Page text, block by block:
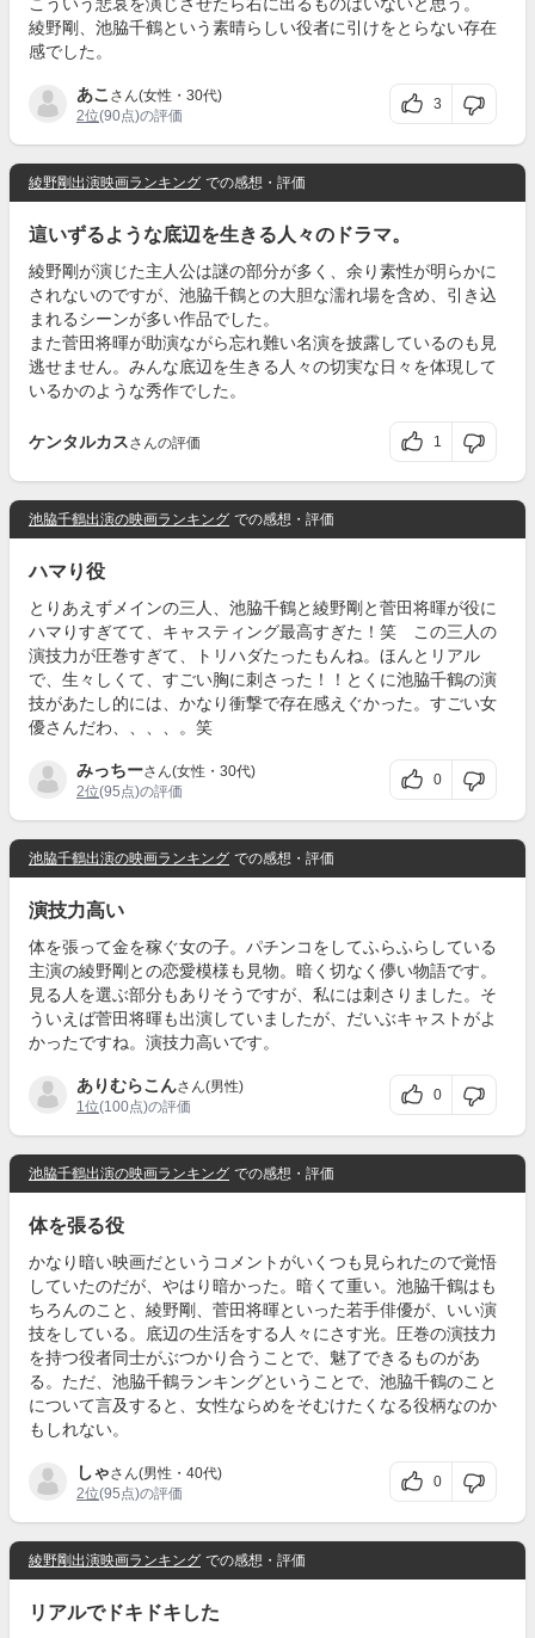
綾野剛、池脇千鶴という素晴らしい役者に引けをとらない存在
感でした。
あこ さん(女性・30代)
2位(90点)の評価
3
綾野剛出演映画ランキング での感想・評価
這いずるような底辺を生きる人々のドラマ。
綾野剛が演じた主人公は謎の部分が多く、余り素性が明らかに
されないのですが、池脇千鶴との大胆な濡れ場を含め、引き込
まれるシーンが多い作品でした。
また菅田将暉が助演ながら忘れ難い名演を披露しているのも見
逃せません。みんな底辺を生きる人々の切実な日々を体現して
いるかのような秀作でした。
ケンタルカスさんの評価 1
池脇千鶴出演の映画ランキング での感想・評価
ハマり役
とりあえずメインの三人、池脇千鶴と綾野剛と菅田将暉が役に
ハマりすぎてて、キャスティング最高すぎた！笑 この三人の
演技力が圧巻すぎて、トリハダたったもんね。ほんとリアル
で、生々しくて、すごい胸に刺さった！！とくに池脇千鶴の演
技があたし的には、かなり衝撃で存在感えぐかった。すごい女
優さんだわ、、、、。笑
みっちーさん(女性・30代)
2位(95点)の評価
0
池脇千鶴出演の映画ランキング での感想・評価
演技力高い
体を張って金を稼ぐ女の子。パチンコをしてふらふらしている
主演の綾野剛との恋愛模様も見物。暗く切なく儚い物語です。
見る人を選ぶ部分もありそうですが、私には刺さりました。そ
ういえば菅田将暉も出演していましたが、だいぶキャストがよ
かったですね。演技力高いです。
ありむらこんさん(男性)
1位(100点)の評価
0
池脇千鶴出演の映画ランキング での感想・評価
体を張る役
かなり暗い映画だというコメントがいくつも見られたので覚悟
していたのだが、やはり暗かった。暗くて重い。池脇千鶴はも
ちろんのこと、綾野剛、菅田将暉といった若手俳優が、いい演
技をしている。底辺の生活をする人々にさす光。圧巻の演技力
を持つ役者同士がぶつかり合うことで、魅了できるものがあ
る。ただ、池脇千鶴ランキングということで、池脇千鶴のこと
について言及すると、女性ならめをそむけたくなる役柄なのか
もしれない。
しゃさん(男性・40代)
2位(95点)の評価
0
綾野剛出演映画ランキング での感想・評価
リアルでドキドキした